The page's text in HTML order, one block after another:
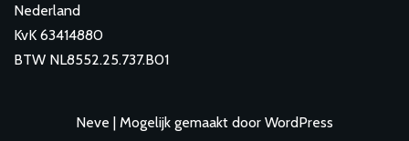
Nederland
KvK 63414880
BTW NL8552.25.737.B01
Neve | Mogelijk gemaakt door WordPress